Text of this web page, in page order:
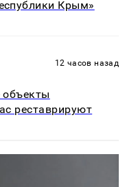
Крым»
12 часов назад
объекты
реставрируют